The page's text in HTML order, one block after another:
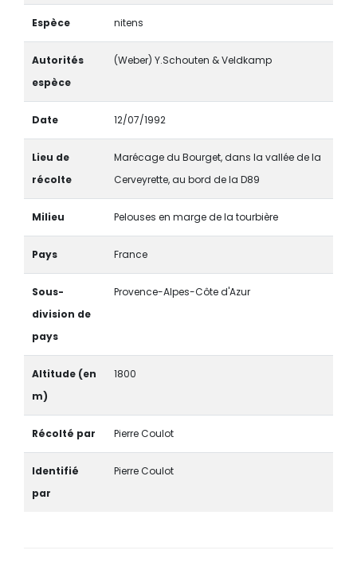
Espèce nitens
Autorités
espèce
(Weber) Y.Schouten & Veldkamp
Date 12/07/1992
Lieu de
récolte
Marécage du Bourget, dans la vallée de la
Cerveyrette, au bord de la D89
Milieu Pelouses en marge de la tourbière
Pays France
Sous-
division de
pays
Provence-Alpes-Côte d'Azur
Altitude (en
m)
1800
Récolté par Pierre Coulot
Identifié
par
Pierre Coulot